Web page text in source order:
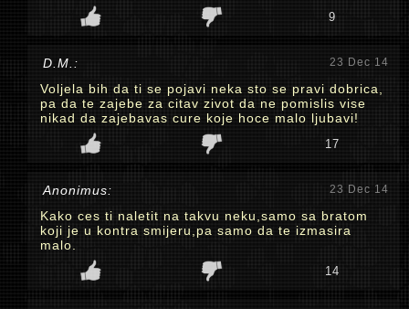
9
D.M.: 23 Dec 14
Voljela bih da ti se pojavi neka sto se pravi dobrica,
pa da te zajebe za citav zivot da ne pomislis vise
nikad da zajebavas cure koje hoce malo ljubavi!
17
Anonimus: 23 Dec 14
Kako ces ti naletit na takvu neku,samo sa bratom
koji je u kontra smijeru,pa samo da te izmasira
malo.
14